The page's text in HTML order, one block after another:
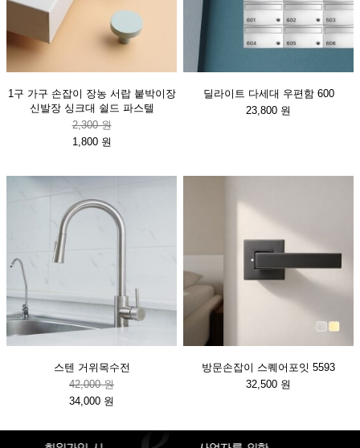
1구 가구 손잡이 장농 서랍 붙박이장
신발장 싱크대 쉴드 파스텔
2,300 원
1,800 원
딜라이트 다세대 우편함 600
23,800 원
스텐 거위목수전
42,000 원
34,000 원
방문손잡이 스퀘어포잇 5593
32,500 원